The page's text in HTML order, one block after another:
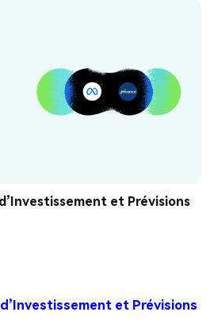
et Prévisions
d’Investissement et Prévisions